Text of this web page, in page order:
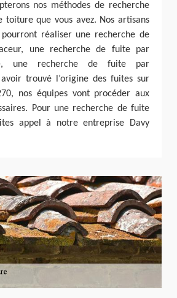
nos méthodes de recherche
toiture que vous avez. Nos artisans
réaliser une recherche de
une recherche de fuite par
une recherche de fuite par
trouvé l’origine des fuites sur
nos équipes vont procéder aux
Pour une recherche de fuite
appel à notre entreprise Davy